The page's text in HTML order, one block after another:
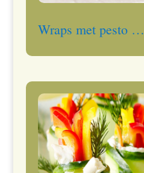
Wraps met pesto …